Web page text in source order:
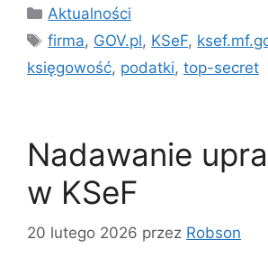
Kategorie
Aktualności
Tagi
firma, GOV.pl, KSeF,
księgowość, podatki, top-secret
Nadawanie
w KSeF
20 lutego 2026 przez Robson